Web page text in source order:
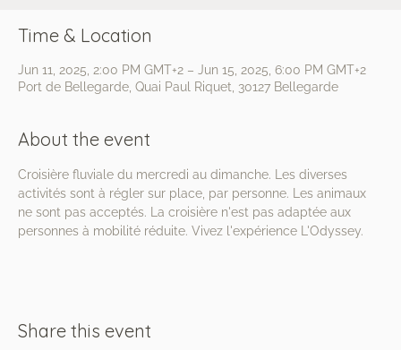
Time & Location
Jun 11, 2025, 2:00 PM GMT+2 – Jun 15, 2025, 6:00 PM GMT+2
Port de Bellegarde, Quai Paul Riquet, 30127 Bellegarde
About the event
Croisière fluviale du mercredi au dimanche. Les diverses
activités sont à régler sur place, par personne. Les animaux
ne sont pas acceptés. La croisière n'est pas adaptée aux
personnes à mobilité réduite. Vivez l'expérience L'Odyssey.
Share this event